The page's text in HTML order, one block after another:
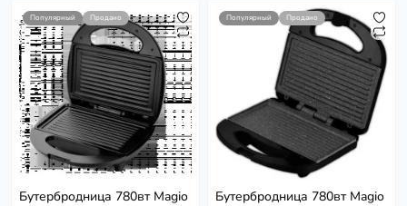
Популярный Продано
Бутербродница 780вт Magio
Популярный Продано
Бутербродница 780вт Magio